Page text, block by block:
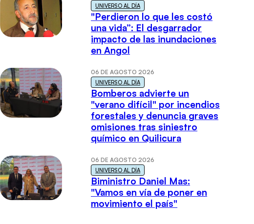
UNIVERSO AL DÍA
"Perdieron lo que les costó
una vida”: El desgarrador
impacto de las inundaciones
en Angol
06 DE AGOSTO 2026
UNIVERSO AL DÍA
Bomberos advierte un
"verano difícil" por incendios
forestales y denuncia graves
omisiones tras siniestro
químico en Quilicura
06 DE AGOSTO 2026
UNIVERSO AL DÍA
Biministro Daniel Mas:
"Vamos en vía de poner en
movimiento el país"